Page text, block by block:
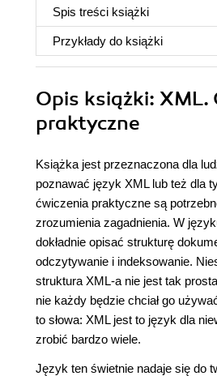
Spis treści książki
Przykłady do książki
Opis książki: XML.
praktyczne
Książka jest przeznaczona dla
poznawać język XML lub też dla
ćwiczenia praktyczne są
zrozumienia zagadnienia. W
dokładnie opisać strukturę
odczytywanie i indeksowanie.
struktura XML-a nie jest tak
nie każdy będzie chciał go
to słowa: XML jest to język dla
zrobić bardzo wiele.
Język ten świetnie nadaje się do